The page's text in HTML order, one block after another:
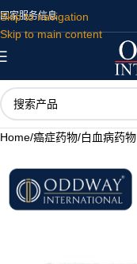
Skip to navigation
Skip to main content
国家服务信息
Home/癌症药物/白血病药物